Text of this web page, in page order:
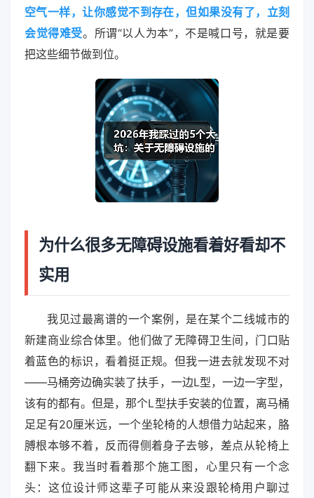
空气一样，让你感觉不到存在，但如果没有了，立刻
会觉得难受。所谓“以人为本”，不是喊口号，就是要
把这些细节做到位。
为什么很多无障碍设施看着好看却不
实用
我见过最离谱的一个案例，是在某个二线城市的
新建商业综合体里。他们做了无障碍卫生间，门口贴
着蓝色的标识，看着挺正规。但我一进去就发现不对
——马桶旁边确实装了扶手，一边L型，一边一字型，
该有的都有。但是，那个L型扶手安装的位置，离马桶
足足有20厘米远，一个坐轮椅的人想借力站起来，胳
膊根本够不着，反而得侧着身子去够，差点从轮椅上
翻下来。我当时看着那个施工图，心里只有一个念
头：这位设计师这辈子可能从来没跟轮椅用户聊过